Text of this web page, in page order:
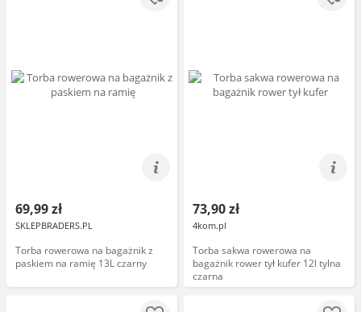
69,99 zł
SKLEPBRADERS.PL
Torba rowerowa na bagażnik z
paskiem na ramię 13L czarny
73,90 zł
4kom.pl
Torba sakwa rowerowa na
bagażnik rower tył kufer 12l tylna
czarna